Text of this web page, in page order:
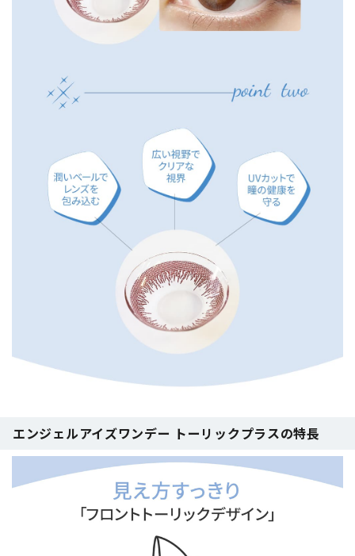
エンジェルアイズワンデー トーリックプラスの特長